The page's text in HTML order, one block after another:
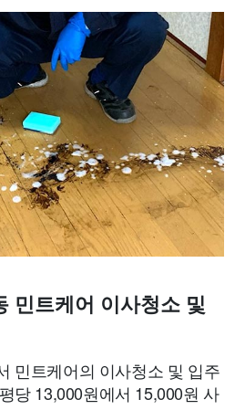
민트케어 이사청소 및
민트케어의 이사청소 및 입주
당 13,000원에서 15,000원 사